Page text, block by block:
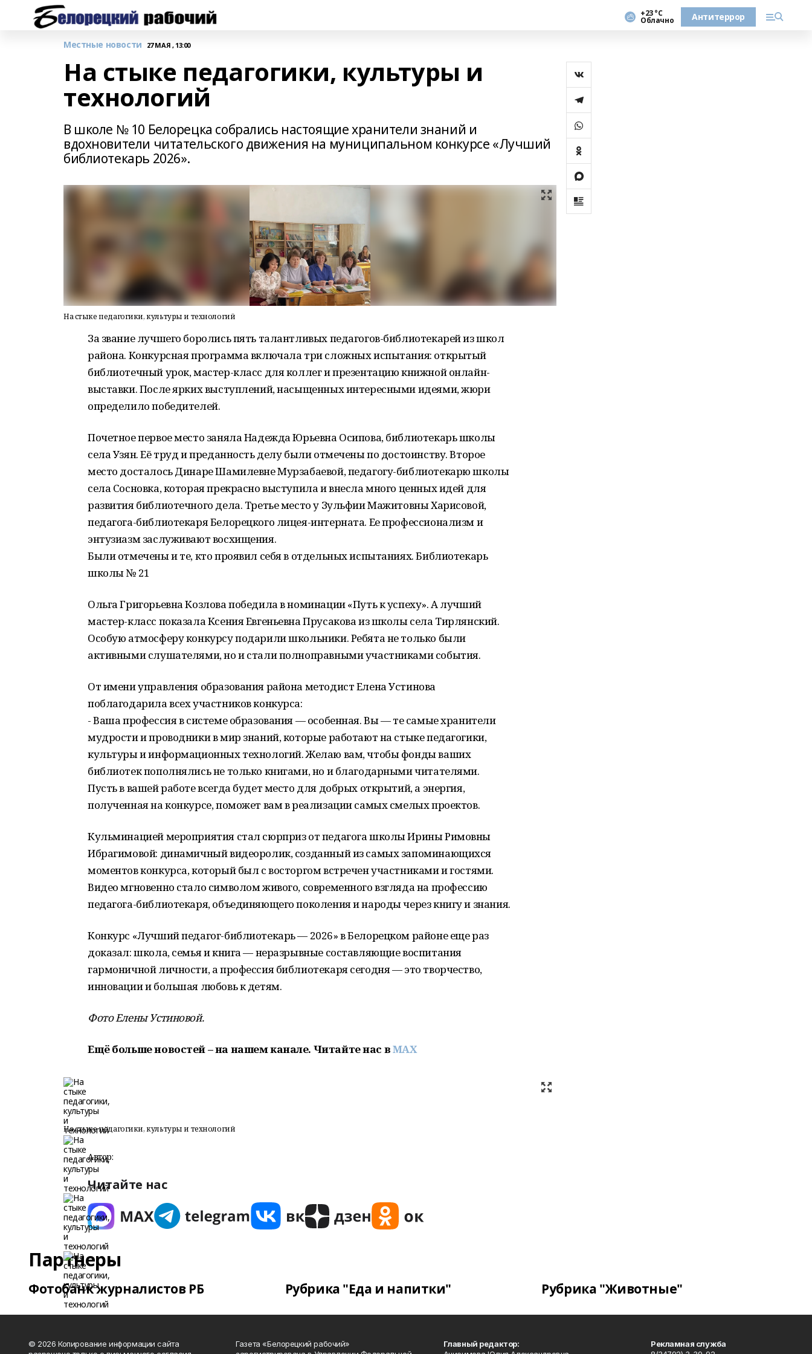
+23 °С
Облачно Антитеррор
Местные новости 27 МАЯ , 13:00
На стыке педагогики, культуры и
технологий
В школе № 10 Белорецка собрались настоящие хранители знаний и
вдохновители читательского движения на муниципальном конкурсе «Лучший
библиотекарь 2026».
На стыке педагогики, культуры и технологий
За звание лучшего боролись пять талантливых педагогов-библиотекарей из школ
района. Конкурсная программа включала три сложных испытания: открытый
библиотечный урок, мастер-класс для коллег и презентацию книжной онлайн-
выставки. После ярких выступлений, насыщенных интересными идеями, жюри
определило победителей.
Почетное первое место заняла Надежда Юрьевна Осипова, библиотекарь школы
села Узян. Её труд и преданность делу были отмечены по достоинству. Второе
место досталось Динаре Шамилевне Мурзабаевой, педагогу-библиотекарю школы
села Сосновка, которая прекрасно выступила и внесла много ценных идей для
развития библиотечного дела. Третье место у Зульфии Мажитовны Харисовой,
педагога-библиотекаря Белорецкого лицея-интерната. Ее профессионализм и
энтузиазм заслуживают восхищения.
Были отмечены и те, кто проявил себя в отдельных испытаниях. Библиотекарь
школы № 21
Ольга Григорьевна Козлова победила в номинации «Путь к успеху». А лучший
мастер-класс показала Ксения Евгеньевна Прусакова из школы села Тирлянский.
Особую атмосферу конкурсу подарили школьники. Ребята не только были
активными слушателями, но и стали полноправными участниками события.
От имени управления образования района методист Елена Устинова
поблагодарила всех участников конкурса:
- Ваша профессия в системе образования — особенная. Вы — те самые хранители
мудрости и проводники в мир знаний, которые работают на стыке педагогики,
культуры и информационных технологий. Желаю вам, чтобы фонды ваших
библиотек пополнялись не только книгами, но и благодарными читателями.
Пусть в вашей работе всегда будет место для добрых открытий, а энергия,
полученная на конкурсе, поможет вам в реализации самых смелых проектов.
Кульминацией мероприятия стал сюрприз от педагога школы Ирины Римовны
Ибрагимовой: динамичный видеоролик, созданный из самых запоминающихся
моментов конкурса, который был с восторгом встречен участниками и гостями.
Видео мгновенно стало символом живого, современного взгляда на профессию
педагога-библиотекаря, объединяющего поколения и народы через книгу и знания.
Конкурс «Лучший педагог-библиотекарь — 2026» в Белорецком районе еще раз
доказал: школа, семья и книга — неразрывные составляющие воспитания
гармоничной личности, а профессия библиотекаря сегодня — это творчество,
инновации и большая любовь к детям.
Фото Елены Устиновой.
Ещё больше новостей – на нашем канале. Читайте нас вMAX
На стыке педагогики, культуры и технологий
Автор:
Читайте нас
Партнеры
Фотобанк журналистов РБ Рубрика "Еда и напитки" Рубрика "Животные"
© 2026 Копирование информации сайта
Газета «Белорецкий рабочий»
Главный редактор:
Рекламная служба